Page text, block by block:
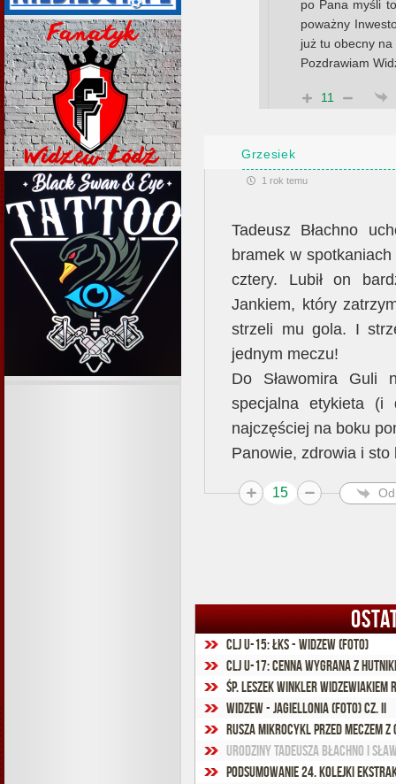
po Pana myśli
poważny
już tu obecny
Pozdrawiam
11
Grzesiek
1 rok temu
Tadeusz Błachno
bramek w
cztery. Lubił on
Jankiem, który
strzeli mu gola. I
jednym meczu!
Do Sławomira Guli
specjalna etykieta (i
najczęściej na boku
Panowie, zdrowia i sto
15
CLJ U-15: ŁKS - Widzew (foto)
CLJ U-17: Cenna wygrana z
ŚP. Leszek Winkler Widzewiakiem
Widzew - Jagiellonia (foto) cz. II
Rusza mikrocykl przed meczem z
Urodziny Tadeusza Błachno i
Podsumowanie 24. kolejki